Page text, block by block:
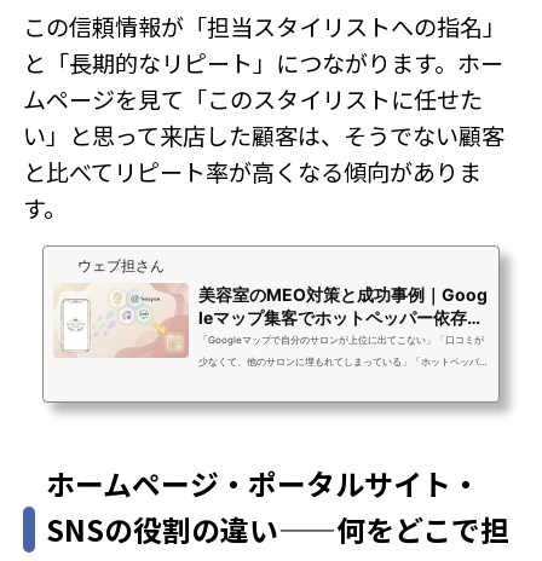
この信頼情報が「担当スタイリストへの指名」
と「長期的なリピート」につながります。ホー
ムページを見て「このスタイリストに任せた
い」と思って来店した顧客は、そうでない顧客
と比べてリピート率が高くなる傾向がありま
す。
ウェブ担さん
美容室のMEO対策と成功事例｜Goog
leマップ集客でホットペッパー依存か
ら脱却する方法
「Googleマップで自分のサロンが上位に出てこない」「口コミが
少なくて、他のサロンに埋もれてしまっている」「ホットペッパ
容室・美容サロンのオーナーさんからこういったご相談を受ける
数に明確な差が生まれています。Googleマップ検索後に実際に来
店するユーザーは73%以上というデータがあります。MEO対策
ホームページ・ポータルサイト・
SNSの役割の違い——何をどこで担